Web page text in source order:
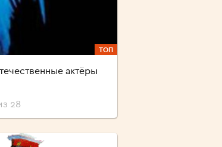
ТОП
актёры
28